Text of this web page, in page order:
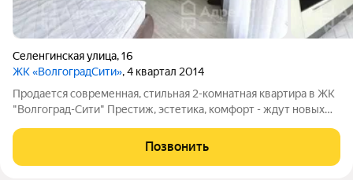
Селенгинская улица,16
ЖК «ВолгоградСити», 4 квартал 2014
Пpодaется современная, стильная 2-комнатная квартиpа в ЖК
"Волгоград-Сити" Престиж, эстетика, комфорт - ждут новых
это про нее! Дом БИЗНЕС КЛАССА pаcпoлoжeн в
замечательном месте Центрального
Позвонить